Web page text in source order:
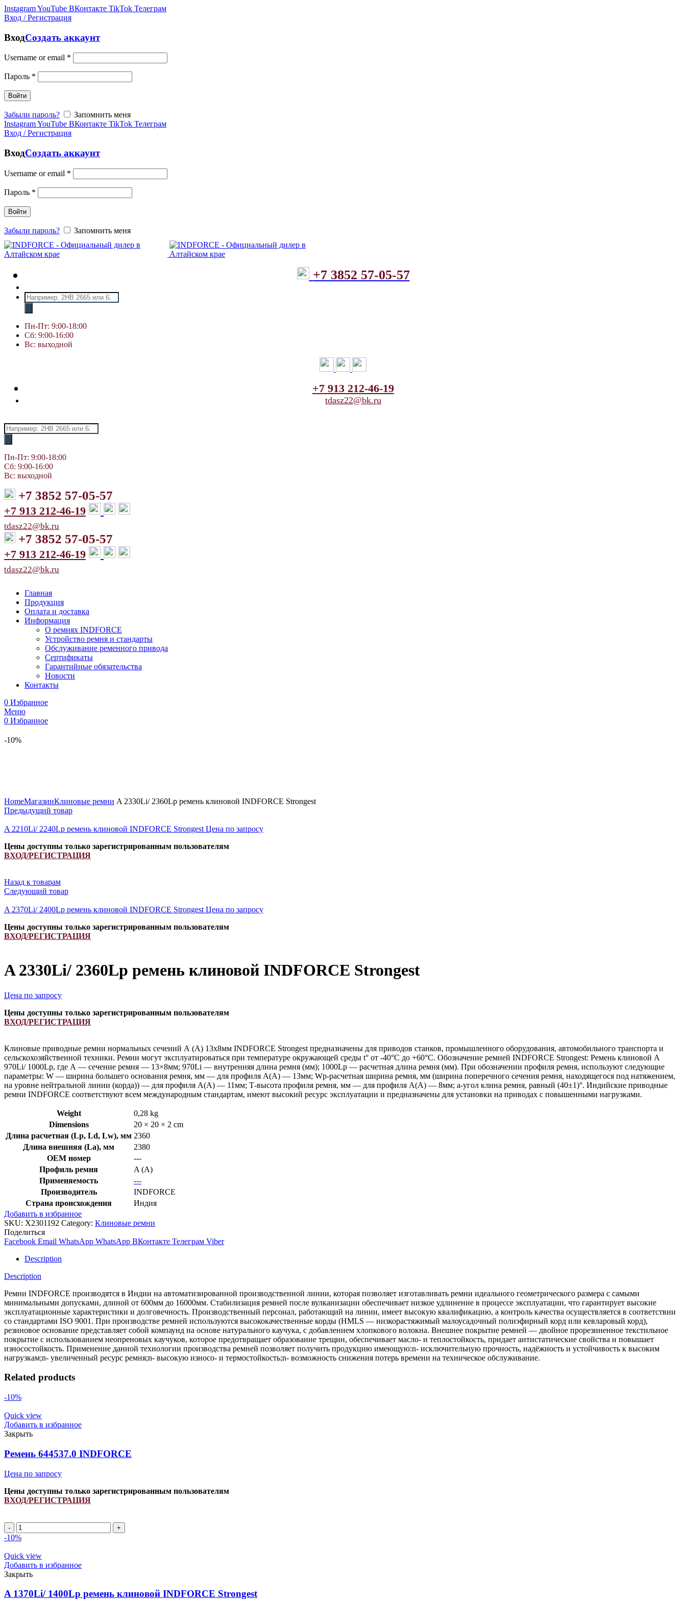
InstagramYouTube ВКонтакте TikTok Телеграм
Вход / Регистрация
ВходСоздать аккаунт
Username or email *
Пароль *
Войти
Забыли пароль?
Запомнить меня
InstagramYouTube ВКонтакте TikTok Телеграм
Вход / Регистрация
ВходСоздать аккаунт
Username or email *
Пароль *
Войти
Забыли пароль? Запомнить меня
+7 3852 57-05-57
Поиск
товаров
Пн-Пт: 9:00-18:00
Сб: 9:00-16:00
Вс: выходной
+7 913 212-46-19
tdasz22@bk.ru
Поиск
товаров
Пн-Пт: 9:00-18:00
Сб: 9:00-16:00
Вс: выходной
+7 3852 57-05-57
+7 913 212-46-19
tdasz22@bk.ru
+7 3852 57-05-57
+7 913 212-46-19
tdasz22@bk.ru
Главная
Продукция
Оплата и доставка
Информация
О ремнях INDFORCE
Устройство ремня и стандарты
Обслуживание ременного привода
Сертификаты
Гарантийные обязательства
Новости
Контакты
0 Избранное
Меню
0 Избранное
-10%
HomeМагазинКлиновые ремни A 2330Li/ 2360Lp ремень клиновой INDFORCE Strongest
Предыдущий товар
A 2210Li/ 2240Lp ремень клиновой INDFORCE Strongest Цена по запросу
Цены доступны только зарегистрированным пользователям
ВХОД/РЕГИСТРАЦИЯ
Назад к товарам
Следующий товар
A 2370Li/ 2400Lp ремень клиновой INDFORCE Strongest Цена по запросу
Цены доступны только зарегистрированным пользователям
ВХОД/РЕГИСТРАЦИЯ
A 2330Li/ 2360Lp ремень клиновой INDFORCE Strongest
Цена по запросу
Цены доступны только зарегистрированным пользователям
ВХОД/РЕГИСТРАЦИЯ
Клиновые приводные ремни нормальных сечений А (А) 13х8мм INDFORCE Strongest предназначены для приводов станков, промышленного оборудования, автомобильного транспорта и
сельскохозяйственной техники. Ремни могут эксплуатироваться при температуре окружающей среды t° от -40°С до +60°С. Обозначение ремней INDFORCE Strongest: Ремень клиновой А
970Li/ 1000Lp, где А — сечение ремня — 13×8мм; 970Li — внутренняя длина ремня (мм); 1000Lp — расчетная длина ремня (мм). При обозначении профиля ремня, используют следующие
параметры: W — ширина большего основания ремня, мм — для профиля А(А) — 13мм; Wp-расчетная ширина ремня, мм (ширина поперечного сечения ремня, находящегося под натяжением,
на уровне нейтральной линии (корда)) — для профиля А(А) — 11мм; Т-высота профиля ремня, мм — для профиля А(А) — 8мм; a-угол клина ремня, равный (40±1)°. Индийские приводные
ремни INDFORCE соответствуют всем международным стандартам, имеют высокий ресурс эксплуатации и предназначены для установки на приводах с повышенными нагрузками.
Weight
0,28 kg
Dimensions
20 × 20 × 2 cm
Длина расчетная (Lp, Ld, Lw), мм 2360
Длина внешняя (La), мм
2380
OEM номер
---
Профиль ремня
A (A)
Применяемость
---
Производитель
INDFORCE
Страна происхождения
Индия
Добавить в избранное
SKU: X2301192 Category: Клиновые ремни
Поделиться
Facebook Email WhatsApp WhatsApp ВКонтакте Телеграм Viber
Description
Description
Ремни INDFORCE производятся в Индии на автоматизированной производственной линии, которая позволяет изготавливать ремни идеального геометрического размера с самыми
минимальными допусками, длиной от 600мм до 16000мм. Стабилизация ремней после вулканизации обеспечивает низкое удлинение в процессе эксплуатации, что гарантирует высокие
эксплуатационные характеристики и долговечность. Производственный персонал, работающий на линии, имеет высокую квалификацию, а контроль качества осуществляется в соответствии
со стандартами ISO 9001. При производстве ремней используются высококачественные корды (HMLS — низкорастяжимый малоусадочный полиэфирный корд или кевларовый корд),
резиновое основание представляет собой компаунд на основе натурального каучука, с добавлением хлопкового волокна. Внешнее покрытие ремней — двойное прорезиненное текстильное
покрытие с использованием неопреновых каучуков, которое предотвращает образование трещин, обеспечивает масло- и теплостойкость, придает антистатические свойства и повышает
износостойкость. Применение данной технологии производства ремней позволяет получить продукцию имеющую:n- исключительную прочность, надёжность и устойчивость к высоким
нагрузкам;n- увеличенный ресурс ремня;n- высокую износо- и термостойкость;n- возможность снижения потерь времени на техническое обслуживание.
Related products
-10%
Quick view
Добавить в избранное
Закрыть
Ремень 644537.0 INDFORCE
Цена по запросу
Цены доступны только зарегистрированным пользователям
ВХОД/РЕГИСТРАЦИЯ
Ремень
644537.0
quantity
-10%
Quick view
Добавить в избранное
Закрыть
A 1370Li/ 1400Lp ремень клиновой INDFORCE Strongest